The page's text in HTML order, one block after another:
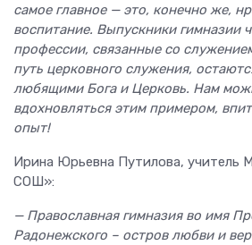
самое главное — это, конечно же,
воспитание. Выпускники гимназии
профессии, связанные со
путь церковного служения,
любящими Бога и Церковь. Нам
вдохновляться этим примером,
опыт!
Ирина Юрьевна Путилова, учитель
СОШ»:
— Православная гимназия во имя
Радонежского – остров любви и